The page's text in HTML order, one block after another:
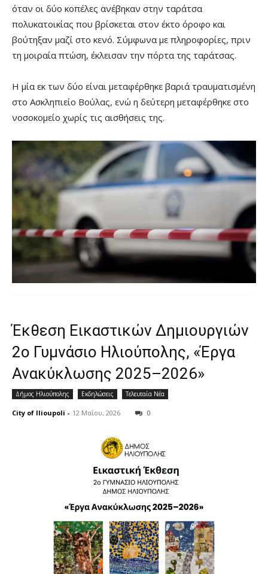
όταν οι δύο κοπέλες ανέβηκαν στην ταράτσα
πολυκατοικίας που βρίσκεται στον έκτο όροφο και
βούτηξαν μαζί στο κενό. Σύμφωνα με πληροφορίες, πριν
τη μοιραία πτώση, έκλεισαν την πόρτα της ταράτσας.
Η μία εκ των δύο είναι μεταφέρθηκε βαριά τραυματισμένη
στο Ασκληπιείο Βούλας, ενώ η δεύτερη μεταφέρθηκε στο
νοσοκομείο χωρίς τις αισθήσεις της.
Έκθεση Εικαστικών Δημιουργιών
2ο Γυμνάσιο Ηλιούπολης, «Έργα
Ανακύκλωσης 2025–2026»
Δήμος Ηλιούπολης Εκδηλώσεις Τελευταία Νέα
City of Ilioupoli - 12 Μαΐου, 2026 0